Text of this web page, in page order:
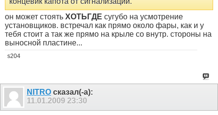
он может стоять ХОТЬГДЕ сугубо на усмотрение
установщиков. встречал как прямо около фары, как и у
тебя стоит а так же прямо на крыле со внутр. стороны на
выносной пластине...
s204
NITRO сказал(-а):
11.01.2009 23:30